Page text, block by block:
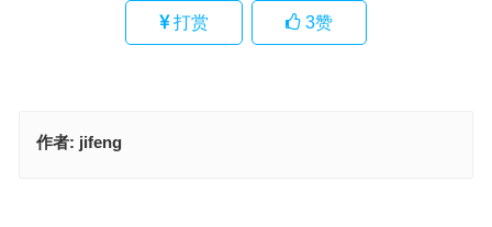
打赏 3赞
作者: jifeng